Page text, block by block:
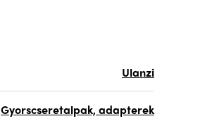
Ulanzi
Gyorscseretalpak, adapterek